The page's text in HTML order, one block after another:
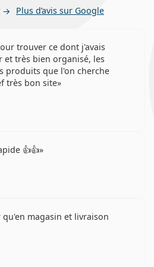
Plus d’avis sur Google
trouver ce dont j'avais
et très bien organisé, les
produits que l'on cherche
très bon site
👍👍
magasin et livraison